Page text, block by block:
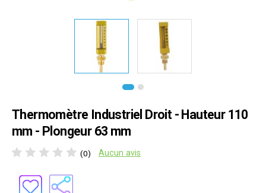
Thermomètre Industriel Droit - Hauteur 110
mm - Plongeur 63 mm
(0) Aucun avis